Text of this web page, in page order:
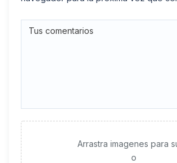
Arrastra imagenes para
o